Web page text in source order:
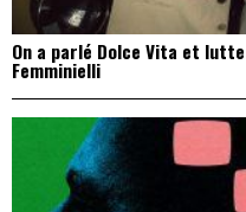
On a parlé Dolce Vita et
Femminielli